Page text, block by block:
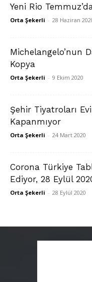
Yeni Rio
Orta Şekerli - 28 Haziran
Michelangelo’nun
Kopya
Orta Şekerli - 9 Ekim 2020
Şehir Tiyatroları
Kapanmıyor
Orta Şekerli - 24 Mart 2020
Corona Türkiye
Ediyor, 28 Eylül
Orta Şekerli - 28 Eylül 2020